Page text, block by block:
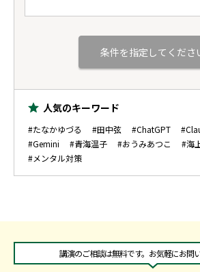
人気のキーワード
#たなかゆづる #田中弦 #ChatGPT
#Gemini
#青海温子 #おうみあつこ
#海
#メンタル対策
講演のご相談は無料です。お気軽にお問